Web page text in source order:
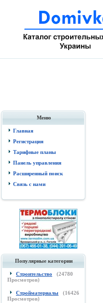
Меню
Главная
Регистрация
Тарифные планы
Панель управления
Расширенный поиск
Связь с нами
Популярные категории
Строительство (24780
Просмотров)
Стройматериалы (16426
Просмотров)